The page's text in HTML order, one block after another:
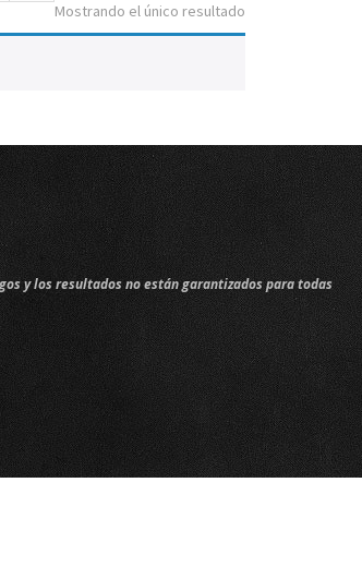
Mostrando el único resultado
y los resultados no están garantizados para todas